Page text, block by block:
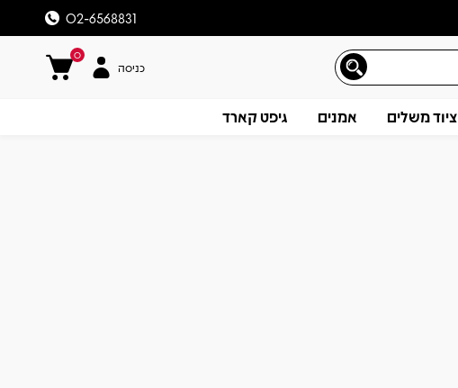
02-6568831
0
כניסה
ציוד משלים אמנים גיפט קארד